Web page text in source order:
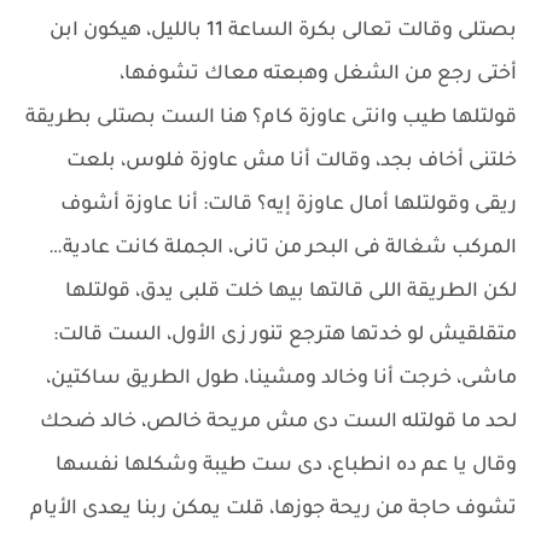
بصتلى وقالت تعالى بكرة الساعة 11 بالليل، هيكون ابن
أختى رجع من الشغل وهبعته معاك تشوفها،
قولتلها طيب وانتى عاوزة كام؟ هنا الست بصتلى بطريقة
خلتنى أخاف بجد، وقالت أنا مش عاوزة فلوس، بلعت
ريقى وقولتلها أمال عاوزة إيه؟ قالت: أنا عاوزة أشوف
المركب شغالة فى البحر من تانى، الجملة كانت عادية…
لكن الطريقة اللى قالتها بيها خلت قلبى يدق، قولتلها
متقلقيش لو خدتها هترجع تنور زى الأول، الست قالت:
ماشى، خرجت أنا وخالد ومشينا، طول الطريق ساكتين،
لحد ما قولتله الست دى مش مريحة خالص، خالد ضحك
وقال يا عم ده انطباع، دى ست طيبة وشكلها نفسها
تشوف حاجة من ريحة جوزها، قلت يمكن ربنا يعدى الأيام